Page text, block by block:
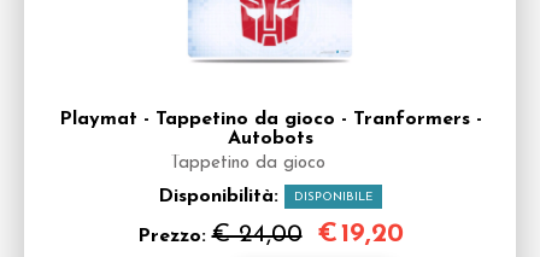
Playmat - Tappetino da gioco - Tranformers -
Autobots
Tappetino da gioco
Disponibilità: DISPONIBILE
Prezzo:€ 24,00 €19,20